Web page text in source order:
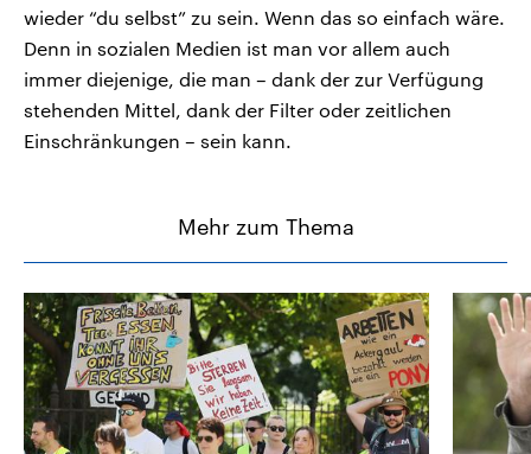
wieder “du selbst” zu sein. Wenn das so einfach wäre.
Denn in sozialen Medien ist man vor allem auch
immer diejenige, die man – dank der zur Verfügung
stehenden Mittel, dank der Filter oder zeitlichen
Einschränkungen – sein kann.
Mehr zum Thema